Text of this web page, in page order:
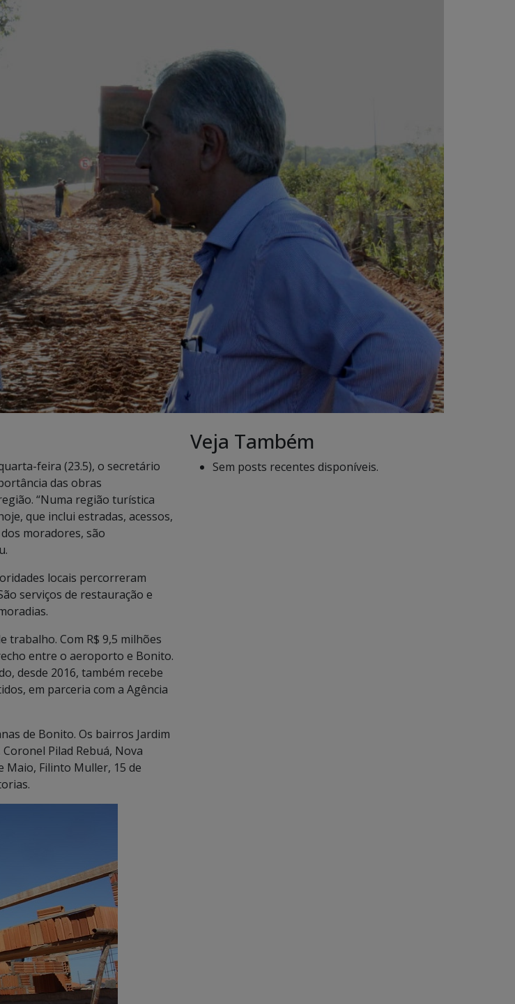
feira (23.5), o secretário
das obras
“Numa região turística
que inclui estradas, acessos,
moradores, são
locais percorreram
serviços de restauração e
Com R$ 9,5 milhões
entre o aeroporto e Bonito.
desde 2016, também recebe
em parceria com a Agência
de Bonito. Os bairros Jardim
Pilad Rebuá, Nova
Maio, Filinto Muller, 15 de
Veja Também
Sem posts recentes disponíveis.